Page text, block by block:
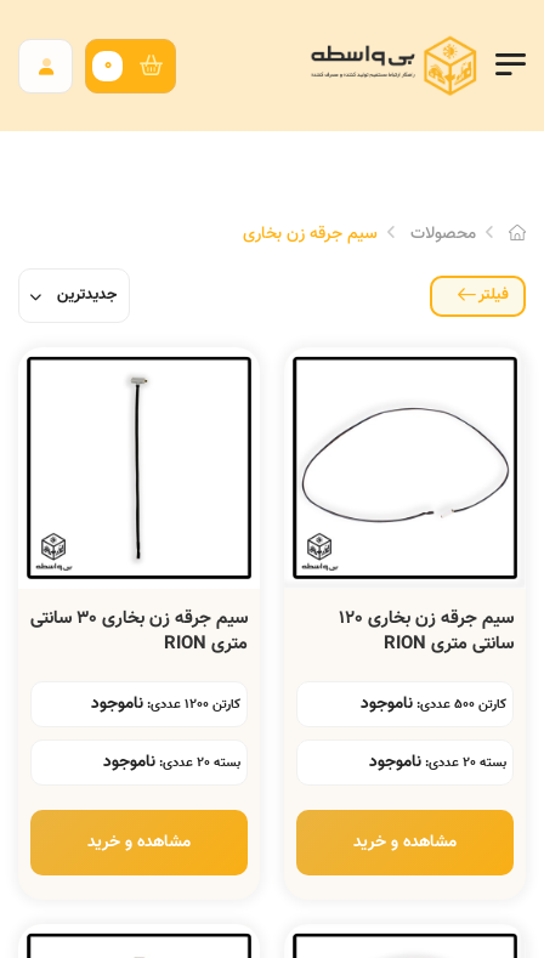
0
محصولات سیم جرقه زن بخاری
فیلتر
سیم جرقه زن بخاری 120
سانتی متری RION
کارتن 500 عددی: ناموجود
بسته 20 عددی: ناموجود
مشاهده و خرید
سیم جرقه زن بخاری 30 سانتی
متری RION
کارتن 1200 عددی: ناموجود
بسته 20 عددی: ناموجود
مشاهده و خرید